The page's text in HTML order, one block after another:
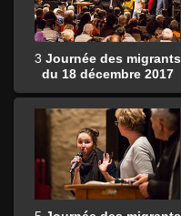
3 Journée des migrants
du 18 décembre 2017